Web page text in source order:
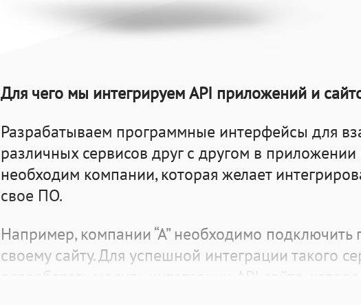
Для чего мы интегрируем API приложений и
Разрабатываем программные интерфейсы для
различных сервисов друг с другом в приложении
необходим компании, которая желает
свое ПО.
Например, компании “А” необходимо подключить
своему сайту. Для успешной интеграции такого